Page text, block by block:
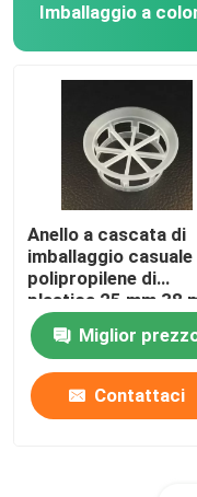
Agenti chimici
Imballaggio a
Anello a cascata di
imballaggio casuale
polipropilene di
plastica 25 mm 38
50 mm 76 mm
Miglior
Contattaci